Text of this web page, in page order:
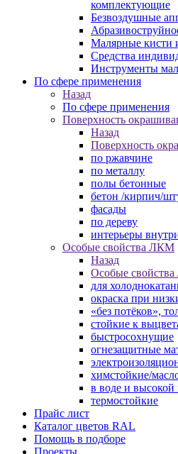
комплектующие
Безвоздушные
Малярные кисти
Средства
Инструменты
По сфере применения
Назад
По сфере применения
Поверхность
Назад
Поверхность
по ржавчине
по металлу
полы бетонные
бетон /кирпич/
фасады
по дереву
интерьеры
Особые свойства ЛКМ
Назад
Особые
для
окраска при
«без потёков»,
стойкие к
быстросохнущие
огнезащитные
химстойкие/
в воде и высокой
термостойкие
Прайс лист
Каталог цветов RAL
Помощь в подборе
Проекты